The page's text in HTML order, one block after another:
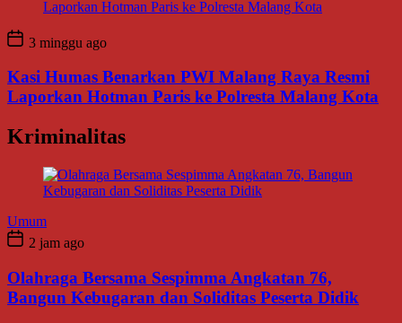
3 minggu ago
Kasi Humas Benarkan PWI Malang Raya Resmi
Laporkan Hotman Paris ke Polresta Malang Kota
Kriminalitas
Umum
2 jam ago
Olahraga Bersama Sespimma Angkatan 76,
Bangun Kebugaran dan Soliditas Peserta Didik